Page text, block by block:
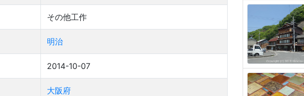
その他工作
明治
2014-10-07
大阪府